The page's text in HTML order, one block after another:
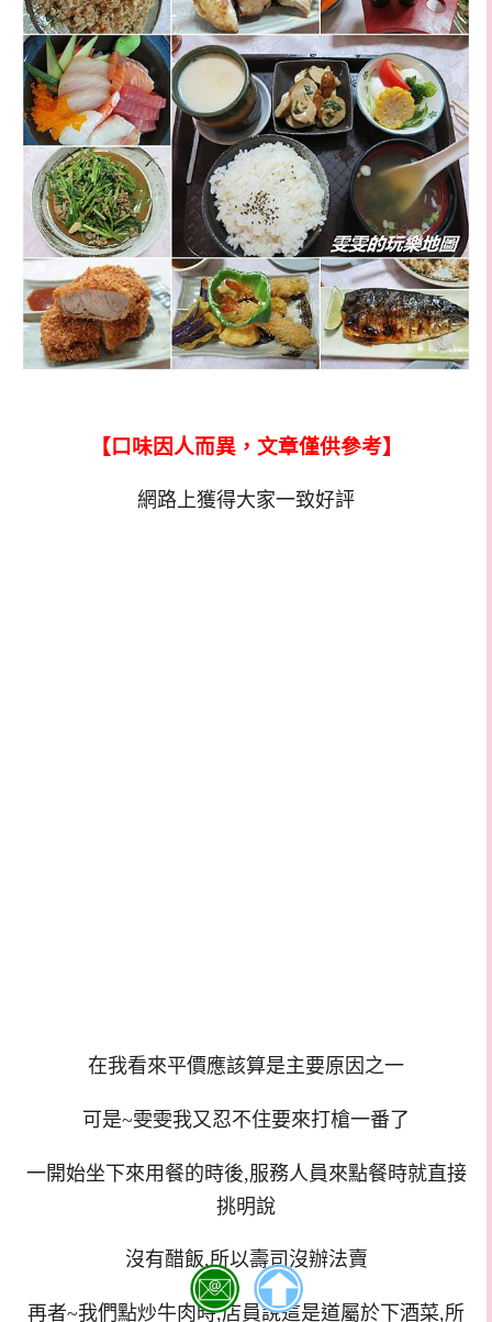
【口味因人而異，文章僅供參考】
網路上獲得大家一致好評
在我看來平價應該算是主要原因之一
可是~雯雯我又忍不住要來打槍一番了
一開始坐下來用餐的時後,服務人員來點餐時就直接
挑明說
沒有醋飯,所以壽司沒辦法賣
再者~我們點炒牛肉時,店員說這是道屬於下酒菜,所